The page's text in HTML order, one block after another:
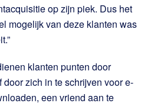
op zijn piek. Dus het
mogelijk van deze klanten was
klanten punten door
zich in te schrijven voor e-
een vriend aan te